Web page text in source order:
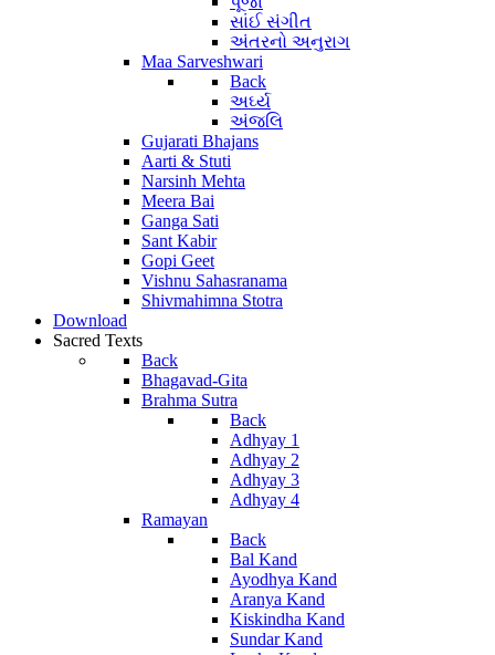
સાંઈ સંગીત
અંતરનો અનુરાગ
Maa Sarveshwari
Back
અર્ઘ્ય
અંજલિ
Gujarati Bhajans
Aarti & Stuti
Narsinh Mehta
Meera Bai
Ganga Sati
Sant Kabir
Gopi Geet
Vishnu Sahasranama
Shivmahimna Stotra
Download
Sacred Texts
Back
Bhagavad-Gita
Brahma Sutra
Back
Adhyay 1
Adhyay 2
Adhyay 3
Adhyay 4
Ramayan
Back
Bal Kand
Ayodhya Kand
Aranya Kand
Kiskindha Kand
Sundar Kand